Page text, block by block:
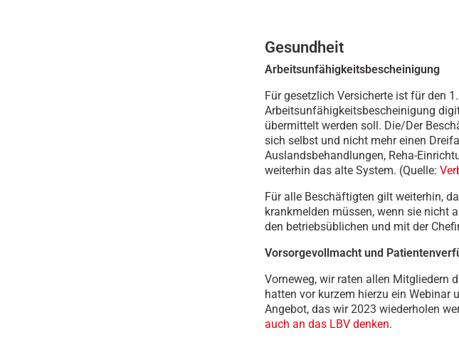
Gesundheit
Arbeitsunfähigkeitsbescheinigung
Für gesetzlich Versicherte ist für den
Arbeitsunfähigkeitsbescheinigung
übermittelt werden soll. Die/Der
sich selbst und nicht mehr einen
Auslandsbehandlungen, Reha-
weiterhin das alte System. (Quelle:
Für alle Beschäftigten gilt weiterhin,
krankmelden müssen, wenn sie nicht
den betriebsüblichen und mit der
Vorsorgevollmacht und
Vorneweg, wir raten allen Mitgliedern
hatten vor kurzem hierzu ein Webinar
Angebot, das wir 2023 wiederholen
auch an das LBV denken.